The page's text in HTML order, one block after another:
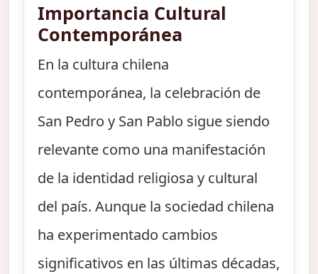
Importancia Cultural
Contemporánea
En la cultura chilena
contemporánea, la celebración de
San Pedro y San Pablo sigue siendo
relevante como una manifestación
de la identidad religiosa y cultural
del país. Aunque la sociedad chilena
ha experimentado cambios
significativos en las últimas décadas,